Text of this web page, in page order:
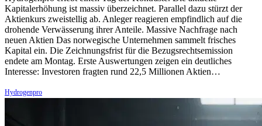
Kapitalerhöhung ist massiv überzeichnet. Parallel dazu stürzt der
Aktienkurs zweistellig ab. Anleger reagieren empfindlich auf die
drohende Verwässerung ihrer Anteile. Massive Nachfrage nach
neuen Aktien Das norwegische Unternehmen sammelt frisches
Kapital ein. Die Zeichnungsfrist für die Bezugsrechtsemission
endete am Montag. Erste Auswertungen zeigen ein deutliches
Interesse: Investoren fragten rund 22,5 Millionen Aktien…
Hydrogenpro